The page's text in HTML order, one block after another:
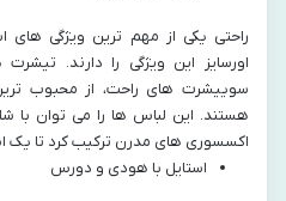
راحتی یکی از مهم‌ ترین ویژگی‌ های
اورسایز این ویژگی را دارند.
سوییشرت‌ های راحت، از محبوب‌
هستند. این لباس‌ ها را می‌ توان با
اکسسوری‌ های مدرن ترکیب کرد تا یک
استایل با هودی و دورس